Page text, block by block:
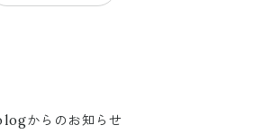
からのお知らせ